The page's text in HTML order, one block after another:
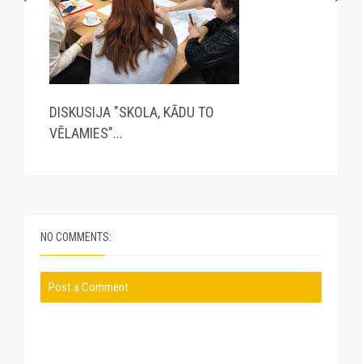
DISKUSIJA "SKOLA, KĀDU TO
VĒLAMIES"...
“ATSKATĀMIES UZ PARTIJU
SOLĪJUMIEM...
NO COMMENTS:
Post a Comment